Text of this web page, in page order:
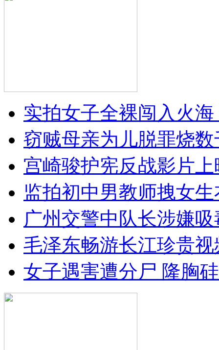
实拍女子全裸闯入火
窃贼母亲为儿脱罪烧
宫崎骏护宪反战影片
监拍初中男教师拽女
广州交警中队长涉嫌
毛泽东畅游长江珍贵视
女子遇害遭分尸 隆胸